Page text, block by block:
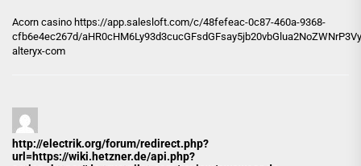
Acorn casino https://app.salesloft.com/c/48fefeac-0c87-460a-9368-
cfb6e4ec267d/
alteryx-com
http://electrik.org/forum/redirect.php?
url=https://wiki.hetzner.de/api.php?